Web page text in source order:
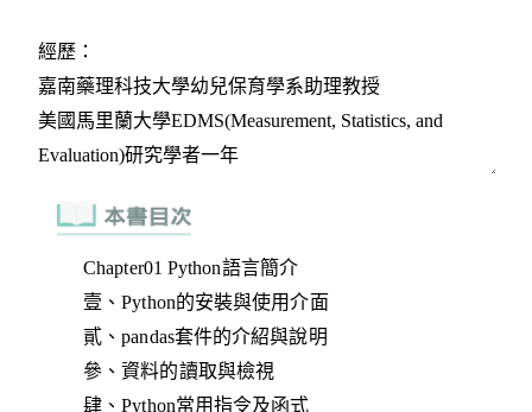
Chapter01 Python語言簡介
壹、Python的安裝與使用介面
貳、pandas套件的介紹與說明
參、資料的讀取與檢視
肆、Python常用指令及函式